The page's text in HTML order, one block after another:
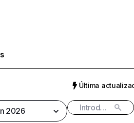
Última
2026